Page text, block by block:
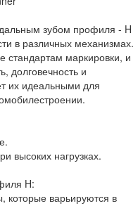
зубом профиля - H
в различных механизмах.
маркировки, и
долговечность и
их идеальными для
высоких нагрузках.
H:
которые варьируются в